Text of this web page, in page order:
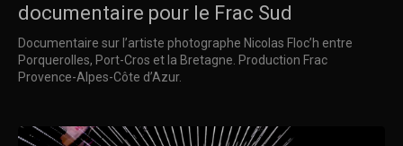
documentaire pour le Frac Sud
Documentaire sur l’artiste photographe Nicolas Floc’h entre
Porquerolles, Port-Cros et la Bretagne. Production Frac
Provence-Alpes-Côte d’Azur.